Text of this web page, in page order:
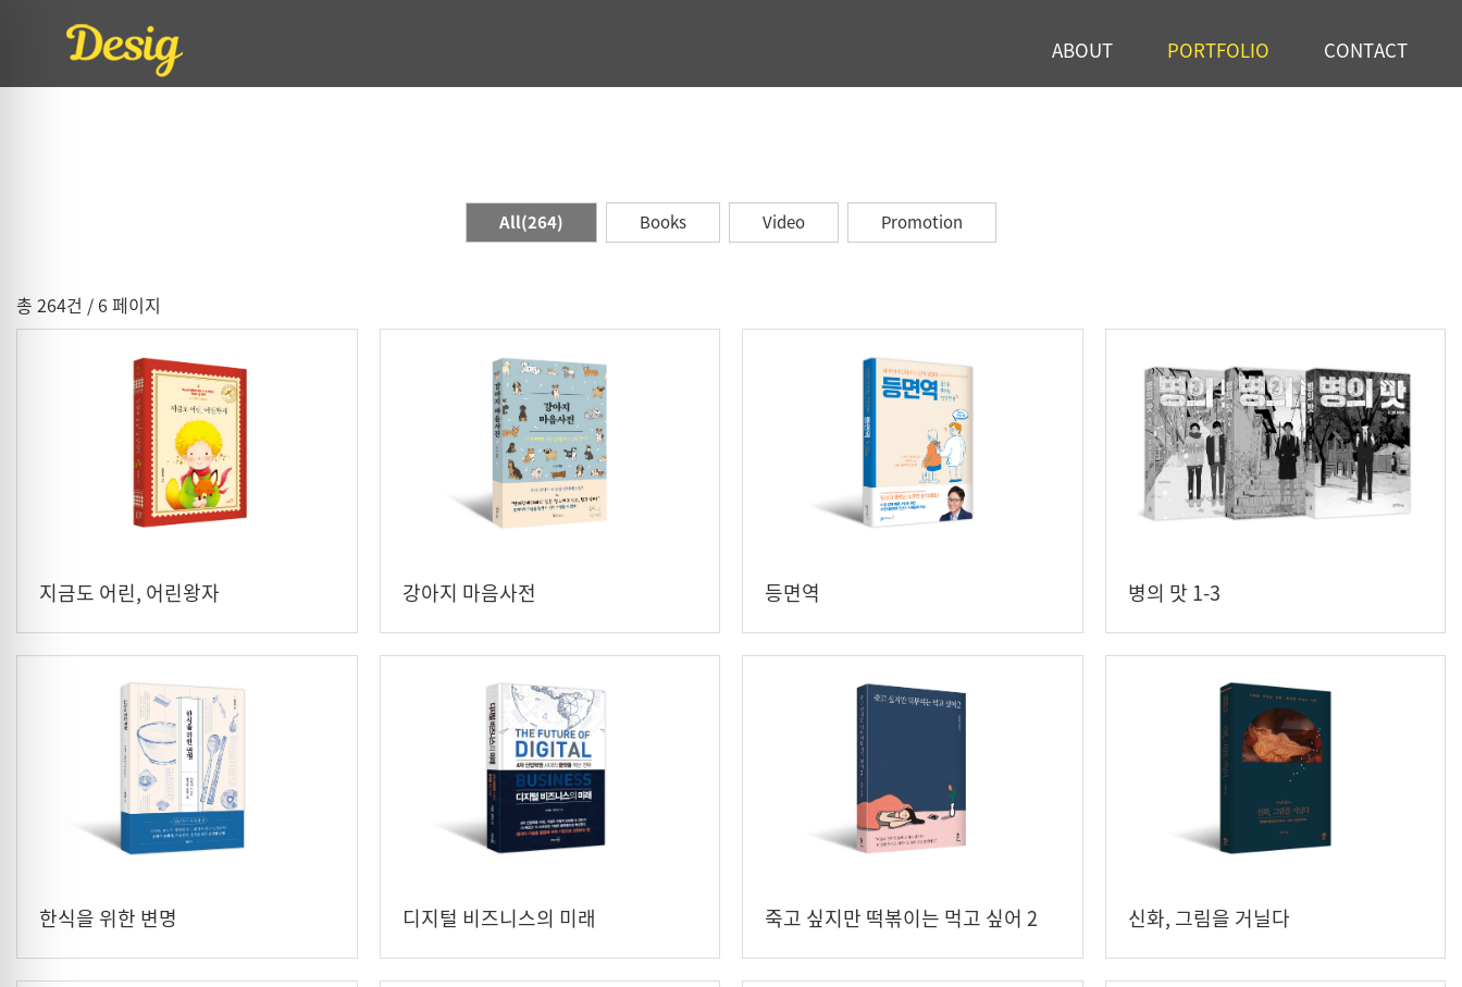
ABOUT PORTFOLIO CONTACT
All(264) Books Video Promotion
총 264건 / 6 페이지
지금도 어린, 어린왕자 강아지 마음사전 등면역 병의 맛 1-3
한식을 위한 변명 디지털 비즈니스의 미래 죽고 싶지만 떡볶이는 먹고 싶어 2 신화, 그림을 거닐다